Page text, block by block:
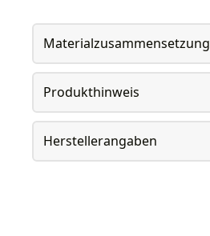
Materialzusammensetzung
Produkthinweis
Herstellerangaben